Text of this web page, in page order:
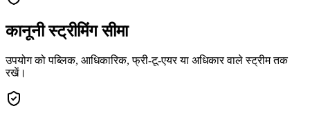
कानूनी स्ट्रीमिंग सीमा
उपयोग को पब्लिक, आधिकारिक, फ्री-टू-एयर या अधिकार वाले स्ट्रीम तक
रखें।